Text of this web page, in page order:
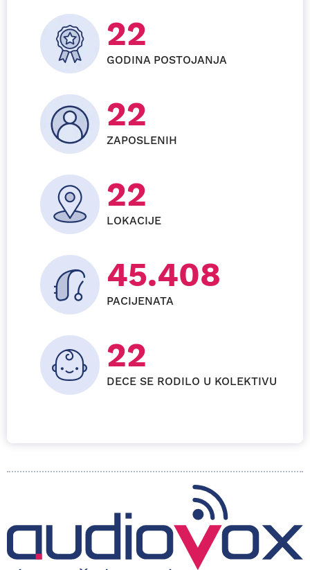
24
GODINA POSTOJANJA
24
ZAPOSLENIH
24
LOKACIJE
49.536
PACIJENATA
24
DECE SE RODILO U KOLEKTIVU